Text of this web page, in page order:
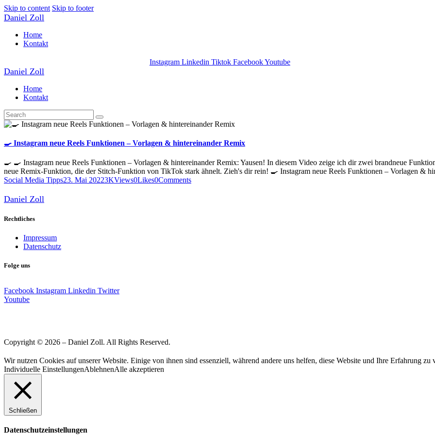
Skip to content Skip to footer
Daniel Zoll
Home
Kontakt
Instagram Linkedin Tiktok FacebookYoutube
Daniel Zoll
Home
Kontakt
🍳 Instagram neue Reels Funktionen – Vorlagen & hintereinander Remix
🍳 🍳 Instagram neue Reels Funktionen – Vorlagen & hintereinander Remix: Yausen! In diesem Video zeige ich dir zwei brandneue
neue Remix-Funktion, die der Stitch-Funktion von TikTok stark ähnelt. Zieh's dir rein! 🍳 Instagram neue Reels Funktionen – Vorlagen &
Social Media Tipps23. Mai 20223KViews0Likes0Comments
Daniel Zoll
Rechtliches
Impressum
Datenschutz
Folge uns
Facebook Instagram Linkedin Twitter
Youtube
Copyright © 2026 – Daniel Zoll. All Rights Reserved.
Wir nutzen Cookies auf unserer Website. Einige von ihnen sind essenziell, während andere uns helfen, diese Website und Ihre Erfahrung zu
Individuelle EinstellungenAblehnenAlle akzeptieren
Schließen
Datenschutzeinstellungen